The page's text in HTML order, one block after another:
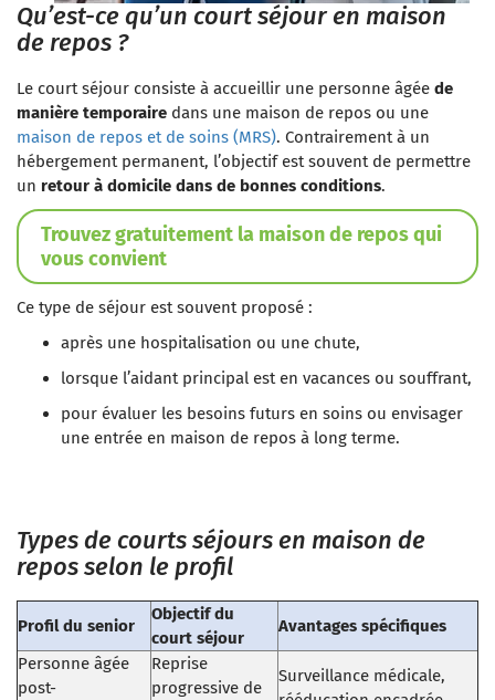
Qu’est-ce qu’un court séjour en maison
de repos ?
Le court séjour consiste à accueillir une personne âgée de
manière temporaire dans une maison de repos ou une
maison de repos et de soins (MRS). Contrairement à un
hébergement permanent, l’objectif est souvent de permettre
un retour à domicile dans de bonnes conditions.
Trouvez gratuitement la maison de repos qui
vous convient
Ce type de séjour est souvent proposé :
après une hospitalisation ou une chute,
lorsque l’aidant principal est en vacances ou souffrant,
pour évaluer les besoins futurs en soins ou envisager
une entrée en maison de repos à long terme.
Types de courts séjours en maison de
repos selon le profil
Profil du senior
Objectif du
court séjour
Avantages spécifiques
Personne âgée
post-
Reprise
progressive de
Surveillance médicale,